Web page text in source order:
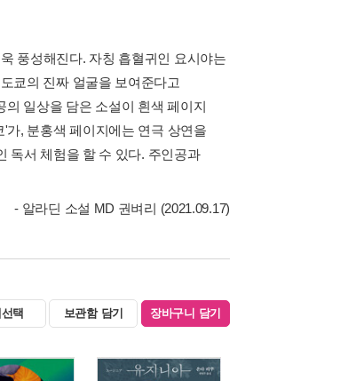
풍성해진다. 자칭 흡혈귀인 요시야는
쿄의 진짜 얼굴을 보여준다고
일상을 담은 소설이 흰색 페이지
, 분홍색 페이지에는 연극 상연을
독서 체험을 할 수 있다. 주인공과
- 알라딘 소설 MD 권벼리 (2021.09.17)
택 보관함 담기 장바구니 담기